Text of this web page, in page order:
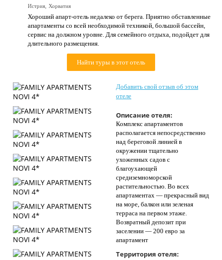
Страны
Как купить
Контакты
Истрия, Хорватия
Хороший апарт-отель недалеко от берега. Приятно обставленные
апартаменты со всей необходимой техникой, большой бассейн,
сервис на должном уровне. Для семейного отдыха, подойдет для
длительного размещения.
Найти туры в этот отель
Добавить свой отзыв об этом
отеле
Описание отеля:
Комплекс апартаментов
располагается непосредственно
над береговой линией в
окружении тщательно
ухоженных садов с
благоухающей
средиземноморской
растительностью. Во всех
апартаментах — прекрасный вид
на море, балкон или зеленая
терраса на первом этаже.
Возвратный депозит при
заселении — 200 евро за
апартамент
Территория отеля: